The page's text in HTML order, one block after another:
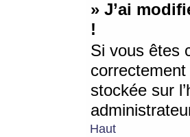
» J’ai
!
Si vous êtes
correctement
stockée sur
Haut